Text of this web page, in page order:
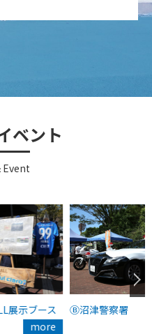
ベント
展示ブース
more
Ⓑ沼津警察署